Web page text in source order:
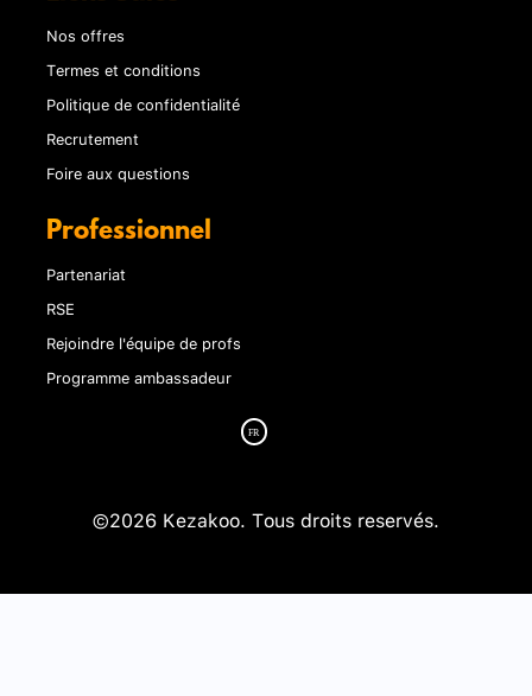
Nos offres
Termes et conditions
Politique de confidentialité
Recrutement
Foire aux questions
Professionnel
Partenariat
RSE
Rejoindre l'équipe de profs
Programme ambassadeur
©2026 Kezakoo. Tous droits reservés.